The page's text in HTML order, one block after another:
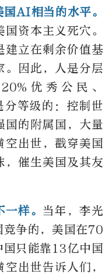
AI相当的水平。
资本主义死穴。
建立在剩余价值基
。因此，人是分层
优秀公民、
等级的：控制世
国的附属国，大量
出世，戳穿美国
，催生美国及其友
样。 当年，李光
竞争的，美国在70
国只能靠13亿中国
出世告诉人们，